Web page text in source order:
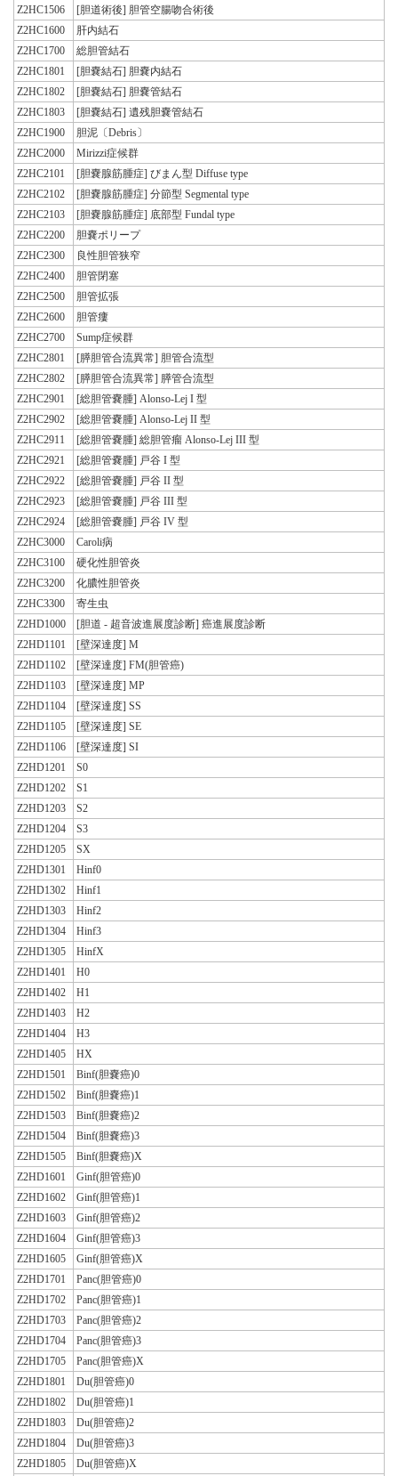
Z2HC1506
[胆道術後] 胆管空腸吻合術後
Z2HC1600
肝内結石
Z2HC1700
総胆管結石
Z2HC1801
[胆嚢結石] 胆嚢内結石
Z2HC1802
[胆嚢結石] 胆嚢管結石
Z2HC1803
[胆嚢結石] 遺残胆嚢管結石
Z2HC1900
胆泥〔Debris〕
Z2HC2000
Mirizzi症候群
Z2HC2101
[胆嚢腺筋腫症] びまん型 Diffuse type
Z2HC2102
[胆嚢腺筋腫症] 分節型 Segmental type
Z2HC2103
[胆嚢腺筋腫症] 底部型 Fundal type
Z2HC2200
胆嚢ポリープ
Z2HC2300
良性胆管狭窄
Z2HC2400
胆管閉塞
Z2HC2500
胆管拡張
Z2HC2600
胆管瘻
Z2HC2700
Sump症候群
Z2HC2801
[膵胆管合流異常] 胆管合流型
Z2HC2802
[膵胆管合流異常] 膵管合流型
Z2HC2901
[総胆管嚢腫] Alonso-Lej I 型
Z2HC2902
[総胆管嚢腫] Alonso-Lej II 型
Z2HC2911
[総胆管嚢腫] 総胆管瘤 Alonso-Lej III 型
Z2HC2921
[総胆管嚢腫] 戸谷 I 型
Z2HC2922
[総胆管嚢腫] 戸谷 II 型
Z2HC2923
[総胆管嚢腫] 戸谷 III 型
Z2HC2924
[総胆管嚢腫] 戸谷 IV 型
Z2HC3000
Caroli病
Z2HC3100
硬化性胆管炎
Z2HC3200
化膿性胆管炎
Z2HC3300
寄生虫
Z2HD1000
[胆道 - 超音波進展度診断] 癌進展度診断
Z2HD1101
[壁深達度] M
Z2HD1102
[壁深達度] FM(胆管癌)
Z2HD1103
[壁深達度] MP
Z2HD1104
[壁深達度] SS
Z2HD1105
[壁深達度] SE
Z2HD1106
[壁深達度] SI
Z2HD1201
S0
Z2HD1202
S1
Z2HD1203
S2
Z2HD1204
S3
Z2HD1205
SX
Z2HD1301
Hinf0
Z2HD1302
Hinf1
Z2HD1303
Hinf2
Z2HD1304
Hinf3
Z2HD1305
HinfX
Z2HD1401
H0
Z2HD1402
H1
Z2HD1403
H2
Z2HD1404
H3
Z2HD1405
HX
Z2HD1501
Binf(胆嚢癌)0
Z2HD1502
Binf(胆嚢癌)1
Z2HD1503
Binf(胆嚢癌)2
Z2HD1504
Binf(胆嚢癌)3
Z2HD1505
Binf(胆嚢癌)X
Z2HD1601
Ginf(胆管癌)0
Z2HD1602
Ginf(胆管癌)1
Z2HD1603
Ginf(胆管癌)2
Z2HD1604
Ginf(胆管癌)3
Z2HD1605
Ginf(胆管癌)X
Z2HD1701
Panc(胆管癌)0
Z2HD1702
Panc(胆管癌)1
Z2HD1703
Panc(胆管癌)2
Z2HD1704
Panc(胆管癌)3
Z2HD1705
Panc(胆管癌)X
Z2HD1801
Du(胆管癌)0
Z2HD1802
Du(胆管癌)1
Z2HD1803
Du(胆管癌)2
Z2HD1804
Du(胆管癌)3
Z2HD1805
Du(胆管癌)X